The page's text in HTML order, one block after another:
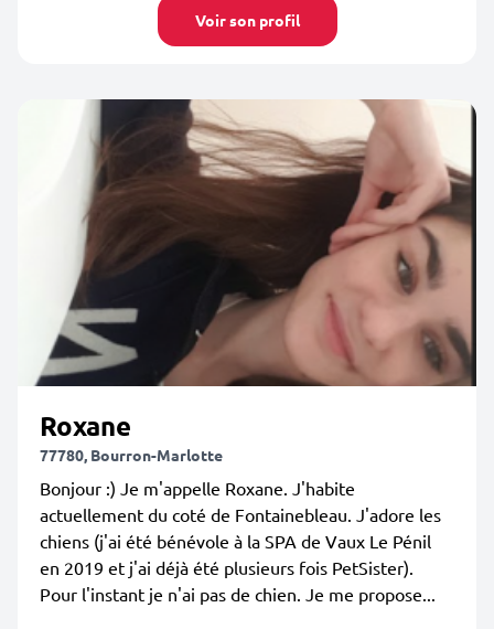
Voir son profil
Roxane
77780, Bourron-Marlotte
Bonjour :) Je m'appelle Roxane. J'habite
actuellement du coté de Fontainebleau. J'adore les
chiens (j'ai été bénévole à la SPA de Vaux Le Pénil
en 2019 et j'ai déjà été plusieurs fois PetSister).
Pour l'instant je n'ai pas de chien. Je me propose...